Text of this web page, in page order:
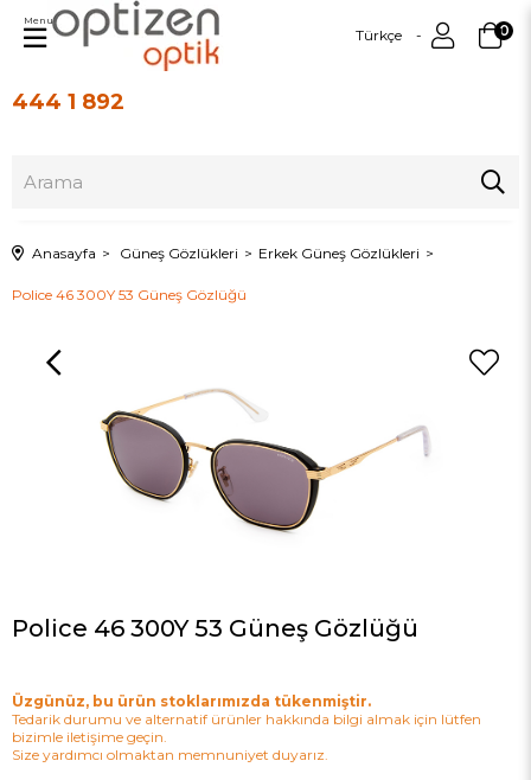
444 1 892
Türkçe 0
Menu
Anasayfa Güneş Gözlükleri Erkek Güneş Gözlükleri
Police 46 300Y 53 Güneş Gözlüğü
Police 46 300Y 53 Güneş Gözlüğü
Üzgünüz, bu ürün stoklarımızda tükenmiştir.
Tedarik durumu ve alternatif ürünler hakkında bilgi almak için lütfen
bizimle iletişime geçin.
Size yardımcı olmaktan memnuniyet duyarız.